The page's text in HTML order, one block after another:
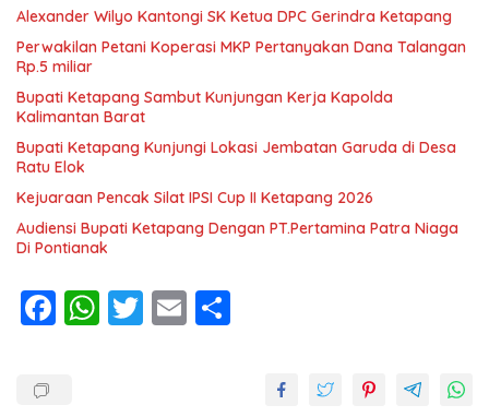
Alexander Wilyo Kantongi SK Ketua DPC Gerindra Ketapang
Perwakilan Petani Koperasi MKP Pertanyakan Dana Talangan
Rp.5 miliar
Bupati Ketapang Sambut Kunjungan Kerja Kapolda
Kalimantan Barat
Bupati Ketapang Kunjungi Lokasi Jembatan Garuda di Desa
Ratu Elok
Kejuaraan Pencak Silat IPSI Cup II Ketapang 2026
Audiensi Bupati Ketapang Dengan PT.Pertamina Patra Niaga
Di Pontianak
F
ac
W
h
T
w
E
m